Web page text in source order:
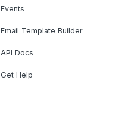
Events
Email Template Builder
API Docs
Get Help